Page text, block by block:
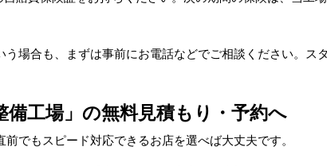
場合も、まずは事前にお電話などでご相談ください。ス
工場」の無料見積もり・予約へ
でもスピード対応できるお店を選べば大丈夫です。